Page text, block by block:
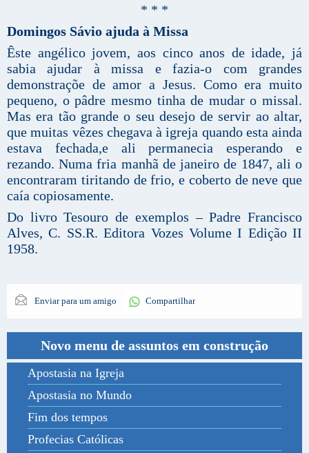
* * *
Domingos Sávio ajuda à Missa
Êste angélico jovem, aos cinco anos de idade, já
sabia ajudar à missa e fazia-o com grandes
demonstraçõe de amor a Jesus. Como era muito
pequeno, o pâdre mesmo tinha de mudar o missal.
Mas era tão grande o seu desejo de servir ao altar,
que muitas vêzes chegava à igreja quando esta ainda
estava fechada,e ali permanecia esperando e
rezando. Numa fria manhã de janeiro de 1847, ali o
encontraram tiritando de frio, e coberto de neve que
caía copiosamente.
Do livro Tesouro de exemplos – Padre Francisco
Alves, C. SS.R. Editora Vozes Volume I Edição II
1958.
Enviar para um amigo Compartilhar
Novo menu de assuntos em construção
Apostasia na Igreja
Apostasia no Mundo
Fim dos tempos
Profecias Católicas